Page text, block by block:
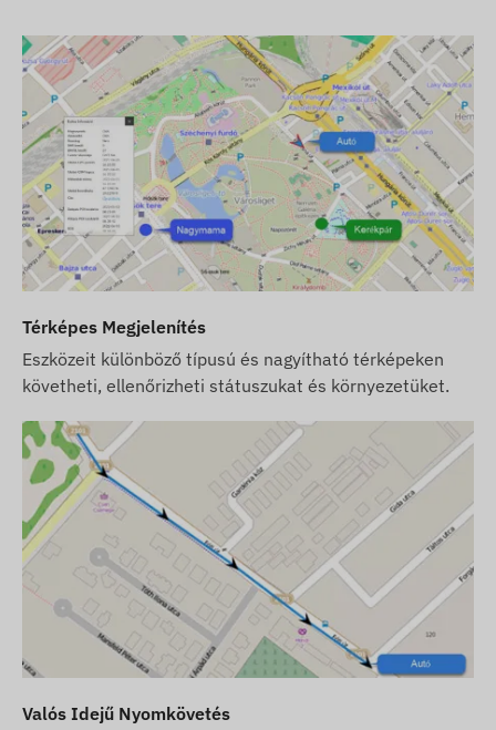
gondoskodnia.
Ha a készülék mellett szoftver előfizetést is
vásárol, de SIM kártyát nem, akkor a készüléket
már a szoftverünkben regisztrálva, működésre
készen adjuk át. A SIM kártya beszerzése,
beállítása és üzemeltetése azonban továbbra is
az Ön feladata.
Ha a készülék és szoftver előfizetés mellett a
SIM kártyát is tőlünk vásárolja, akkor a
együttműködésre készen adjuk át és a kártya
folyamatos üzemben tartásáról is mi
gondoskodunk – Önnek ez utóbbival
kapcsolatban semmilyen teendője nem lesz.
* A beépített SIM-kártya kizárólag GPS
készülékben használható az alábbi országokban:
Albánia, Algéria, Anguilla, Antigua és Barbuda,
Argentína, Örményország, Ausztria, Azerbajdzsán,
Barbados, Fehéroroszország, Belgium, Bosznia és
Hercegovina, Brit Virgin-szigetek, Bulgária,
Kambodzsa, Kajmán, Chile, Kína, Kolumbia,
Horvátország, Ciprus, Csehország, Dánia,
Guinea, Észtország, Feröer-szigetek, Finnország,
Térképes Megjelenítés
Eszközeit különböző típusú és nagyítható térképeken
követheti, ellenőrizheti státuszukat és környezetüket.
Valós Idejű Nyomkövetés